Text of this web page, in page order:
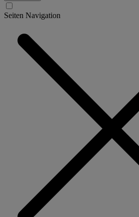
Seiten Navigation